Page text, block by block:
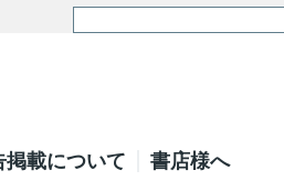
掲載について 書店様へ